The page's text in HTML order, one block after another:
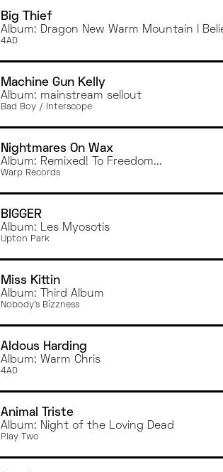
Big Thief
Album: Dragon New Warm Mountain I
4AD
Machine Gun Kelly
Album: mainstream sellout
Bad Boy / Interscope
Nightmares On Wax
Album: Remixed! To Freedom...
Warp Records
BIGGER
Album: Les Myosotis
Upton Park
Miss Kittin
Album: Third Album
Nobody's Bizzness
Aldous Harding
Album: Warm Chris
4AD
Animal Triste
Album: Night of the Loving Dead
Play Two